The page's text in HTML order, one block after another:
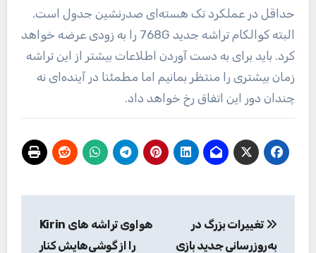
حداقل در عملکرد تک هسته‌ای صدرنشین جدول است.
البته کوالکام تراشه جدید 768G را به زودی عرضه خواهد
کرد. باید برای به دست آوردن اطلاعات بیشتر از این تراشه
زمان بیشتری را منتظر بمانیم اما مطمئنا در آینده‌ای نه
چندان دور این اتفاق رخ خواهد داد.
نوشته
تغییرات بزرگ در
به‌‌روزرسانی جدید بازی
هواوی تراشه های Kirin
را از گوشی‌هایش کنار